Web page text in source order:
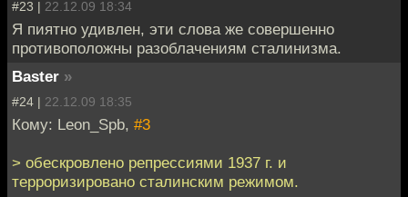
#23 | 22.12.09 18:34
Я пиятно удивлен, эти слова же совершенно
противоположны разоблачениям сталинизма.
Baster »
#24 | 22.12.09 18:35
Кому: Leon_Spb, #3
> обескровлено репрессиями 1937 г. и
терроризировано сталинским режимом.